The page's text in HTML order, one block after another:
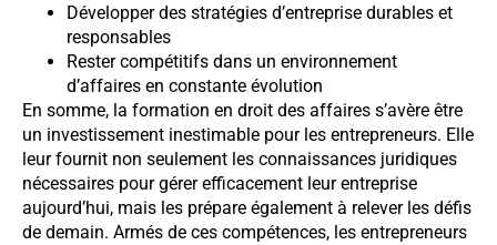
Développer des stratégies d’entreprise durables et
responsables
Rester compétitifs dans un environnement
d’affaires en constante évolution
En somme, la formation en droit des affaires s’avère être
un investissement inestimable pour les entrepreneurs. Elle
leur fournit non seulement les connaissances juridiques
nécessaires pour gérer efficacement leur entreprise
aujourd’hui, mais les prépare également à relever les défis
de demain. Armés de ces compétences, les entrepreneurs